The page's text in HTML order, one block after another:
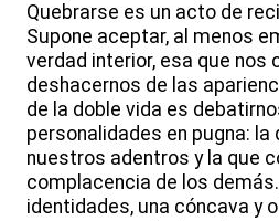
Quebrarse es un acto de
Supone aceptar, al menos
verdad interior, esa que nos
deshacernos de las
de la doble vida es
personalidades en pugna:
nuestros adentros y la que
complacencia de los
identidades, una cóncava y